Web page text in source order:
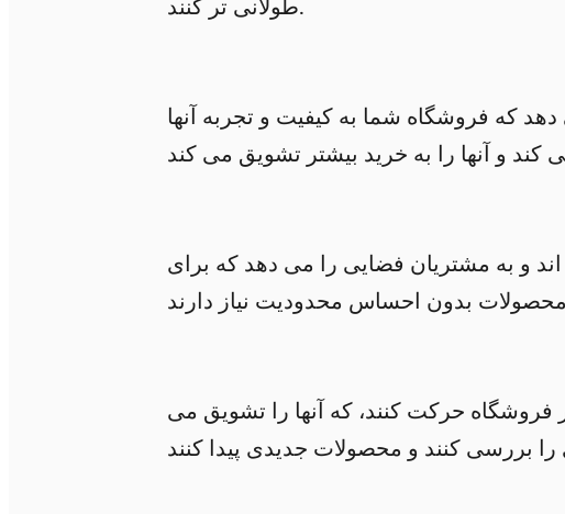
طولانی تر کنند.
که فروشگاه شما به کیفیت و تجربه آنها
و به مشتریان فضایی را می دهد که برای
فروشگاه حرکت کنند، که آنها را تشویق می